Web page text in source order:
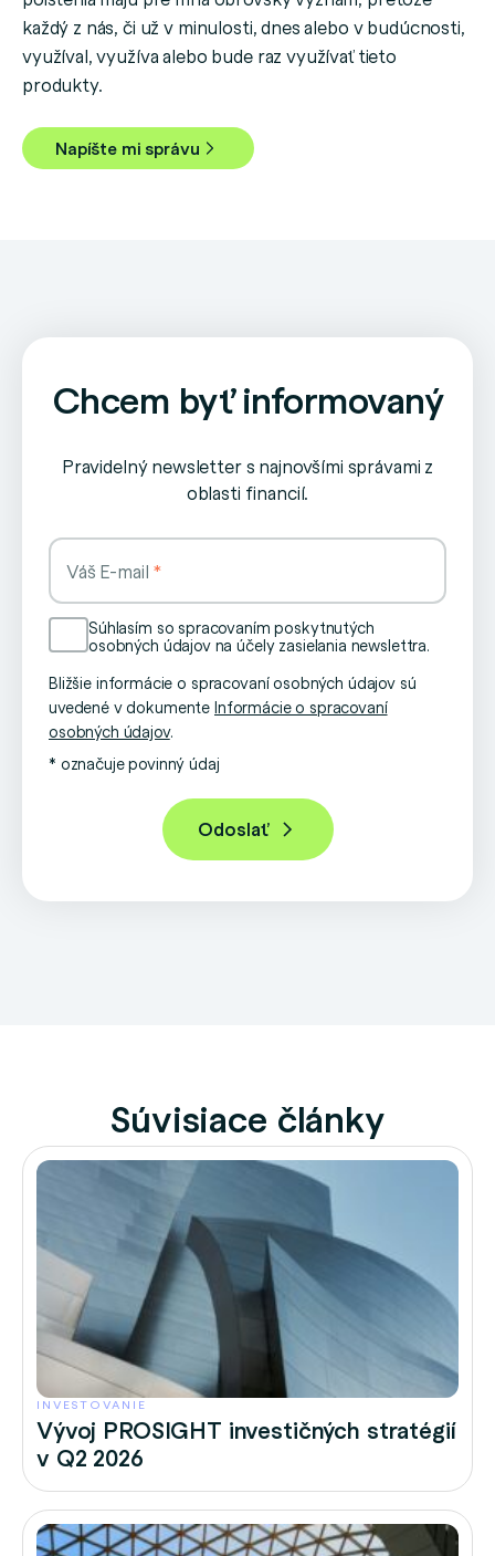
každý z nás, či už v minulosti, dnes alebo v budúcnosti,
využíval, využíva alebo bude raz využívať tieto
produkty.
Napíšte mi správu
Chcem byť informovaný
Pravidelný newsletter s najnovšími správami z
oblasti financií.
Váš E-mail
Súhlasím so spracovaním poskytnutých
osobných údajov na účely zasielania newslettra.
Bližšie informácie o spracovaní osobných údajov sú
uvedené v dokumente Informácie o spracovaní
osobných údajov.
* označuje povinný údaj
Súvisiace články
INVESTOVANIE
Vývoj PROSIGHT investičných stratégií
v Q2 2026